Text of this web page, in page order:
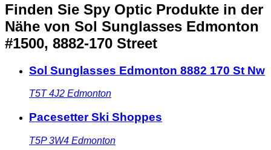
Finden Sie Spy Optic Produkte in der
Nähe von Sol Sunglasses Edmonton
#1500, 8882-170 Street
Sol Sunglasses Edmonton 8882 170 St Nw
T5T 4J2 Edmonton
Pacesetter Ski Shoppes
T5P 3W4 Edmonton